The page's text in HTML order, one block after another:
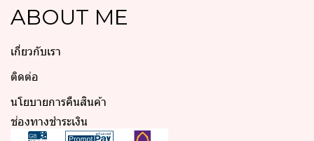
ABOUT ME
เกี่ยวกับเรา
ติดต่อ
นโยบายการคืนสินค้า
ช่องทางชำระเงิน